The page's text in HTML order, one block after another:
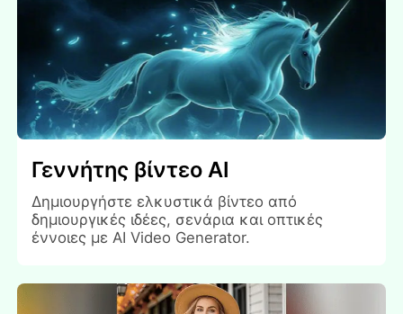
Γεννήτης βίντεο AI
Δημιουργήστε ελκυστικά βίντεο από
δημιουργικές ιδέες, σενάρια και οπτικές
έννοιες με AI Video Generator.